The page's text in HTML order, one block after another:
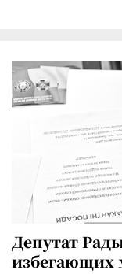
Депутат
избегающих